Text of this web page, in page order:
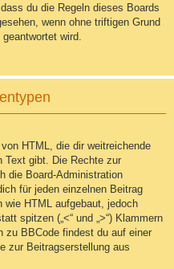
du die Regeln dieses Boards
wenn ohne triftigen Grund
wird.
HTML, die dir weitreichende
Text gibt. Die Rechte zur
die Board-Administration
für jeden einzelnen Beitrag
HTML aufgebaut, jedoch
spitzen („<“ und „>“) Klammern
zu BBCode findest du auf einer
zur Beitragserstellung aus